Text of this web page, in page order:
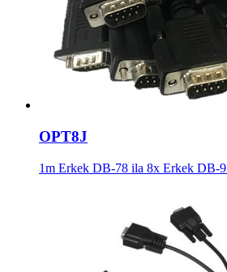
OPT8J
1m Erkek DB-78 ila 8x Erkek DB-